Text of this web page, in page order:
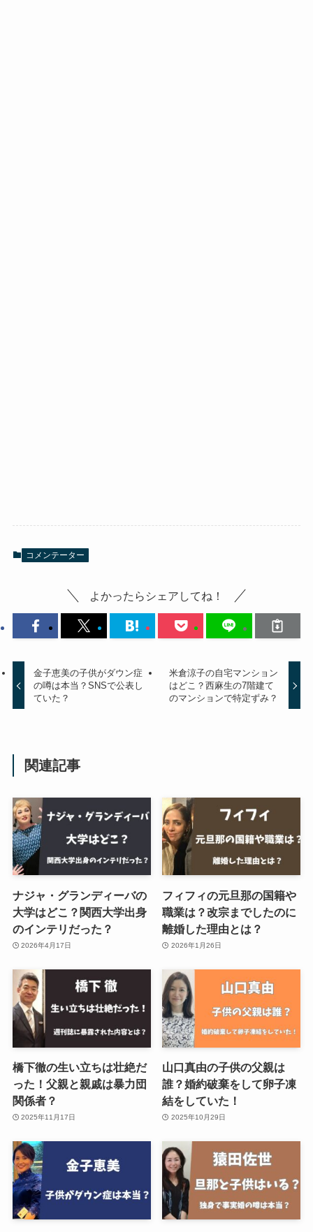
コメンテーター
よかったらシェアしてね！
金子恵美の子供がダウン症
の噂は本当？SNSで公表し
ていた？
米倉涼子の自宅マンション
はどこ？西麻生の7階建て
のマンションで特定ずみ？
関連記事
ナジャ・グランディーバの
大学はどこ？関西大学出身
のインテリだった？
2026年4月17日
フィフィの元旦那の国籍や
職業は？改宗までしたのに
離婚した理由とは？
2026年1月26日
橋下徹の生い立ちは壮絶だ
った！父親と親戚は暴力団
関係者？
2025年11月17日
山口真由の子供の父親は
誰？婚約破棄をして卵子凍
結をしていた！
2025年10月29日